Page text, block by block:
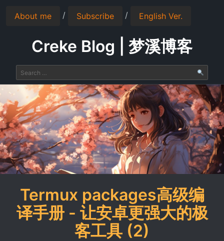
About me / Subscribe / English Ver.
Creke Blog | 梦溪博客
Termux packages高级编
译手册 - 让安卓更强大的极
客工具 (2)